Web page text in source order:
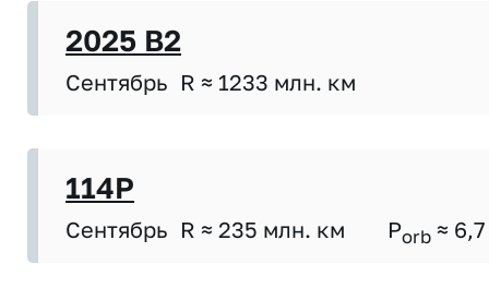
2025 B2
Сентябрь R ≈ 1233 млн. км
114P
Сентябрь R ≈ 235 млн. км Porb ≈ 6,7